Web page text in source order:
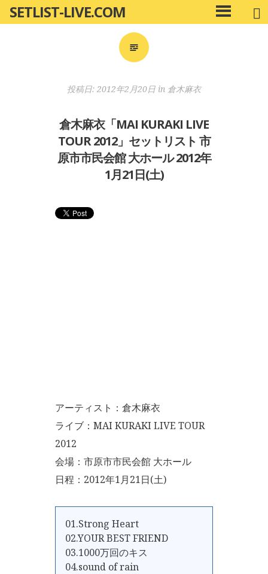
ン
SETLIST-LIVE.COM
メ
イ
投稿日: 2012年2月20日 in 倉木麻衣
倉木麻衣「MAI KURAKI LIVE
TOUR 2012」セットリスト 市
原市市民会館 大ホール 2012年
1月21日(土)
アーティスト：倉木麻衣
ライブ：MAI KURAKI LIVE TOUR
2012
会場：市原市市民会館 大ホール
日程：2012年1月21日(土)
01.Strong Heart
02.YOUR BEST FRIEND
03.1000万回のキス
04.sound of rain